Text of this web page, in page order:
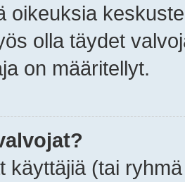
oikeuksia
olla täydet
on määritellyt.
käyttäjiä (tai